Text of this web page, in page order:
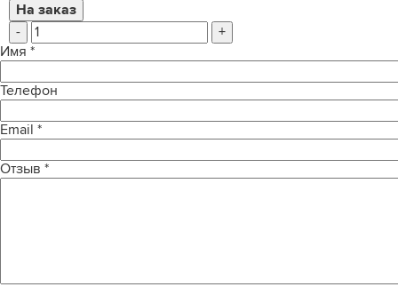
-
+
Имя *
Телефон
Email *
Отзыв *